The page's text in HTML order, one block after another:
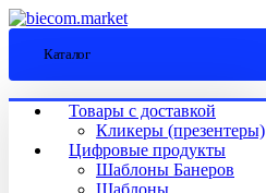
Каталог
Товары с доставкой
Кликеры (презентеры)
Цифровые продукты
Шаблоны Банеров
Шаблоны